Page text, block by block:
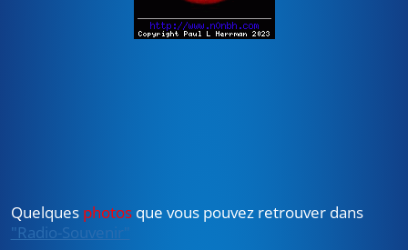
Quelques photosque vous pouvez retrouver dans
"Radio-Souvenir"